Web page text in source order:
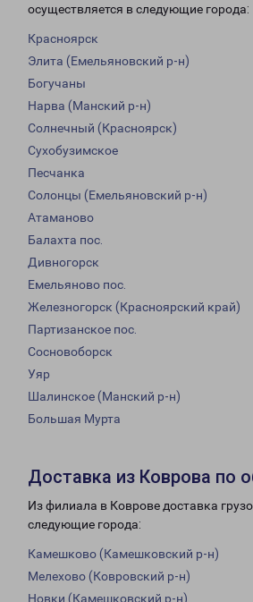
осуществляется в следующие города:
Красноярск
Элита (Емельяновский р-н)
Богучаны
Нарва (Манский р-н)
Солнечный (Красноярск)
Сухобузимское
Песчанка
Солонцы (Емельяновский р-н)
Атаманово
Балахта пос.
Дивногорск
Емельяново пос.
Железногорск (Красноярский край)
Партизанское пос.
Сосновоборск
Уяр
Шалинское (Манский р-н)
Большая Мурта
Доставка из Коврова по
Из филиала в Коврове доставка
следующие города:
Камешково (Камешковский р-н)
Мелехово (Ковровский р-н)
Новки (Камешковский р-н)